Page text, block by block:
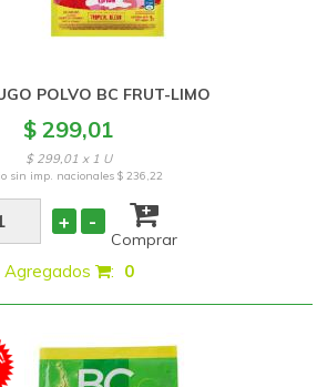
POLVO BC FRUT-LIMO
$ 299,01
$ 299,01 x 1 U
sin imp. nacionales $ 236,22
+ -
Comprar
Agregados : 0